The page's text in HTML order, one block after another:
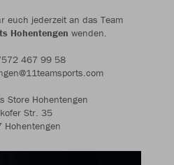
euch jederzeit an das Team
Hohentengen wenden.
467 99 58
Store Hohentengen
Str. 35
Hohentengen